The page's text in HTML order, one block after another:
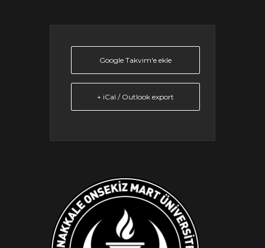
Google Takvim'e ekle
+ iCal / Outlook export